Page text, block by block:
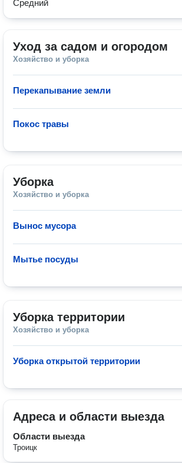
Средний
Уход за садом и огородом
Хозяйство и уборка
Перекапывание земли
Покос травы
Уборка
Хозяйство и уборка
Вынос мусора
Мытье посуды
Уборка территории
Хозяйство и уборка
Уборка открытой территории
Адреса и области выезда
Области выезда
Троицк